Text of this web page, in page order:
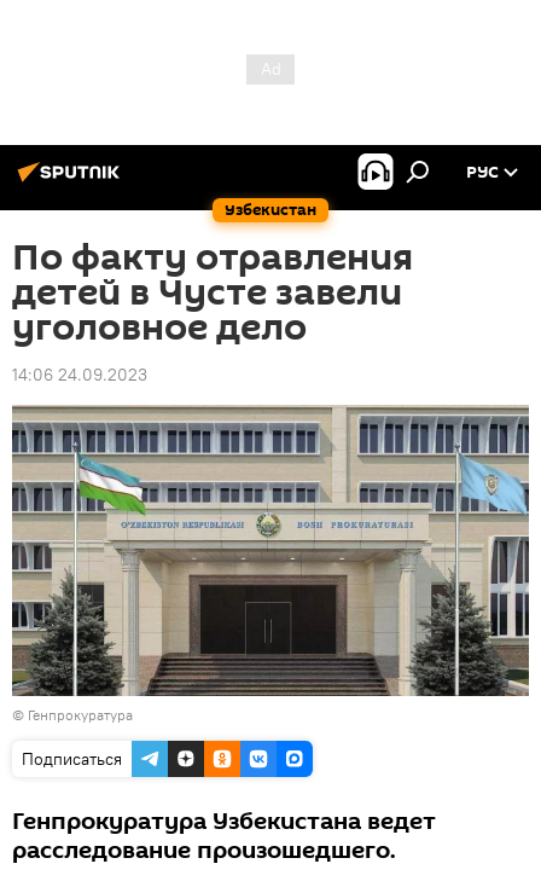
Узбекистан
РУС
По факту отравления
детей в Чусте завели
уголовное дело
14:06 24.09.2023
© Генпрокуратура
Подписаться
Генпрокуратура Узбекистана ведет
расследование произошедшего.